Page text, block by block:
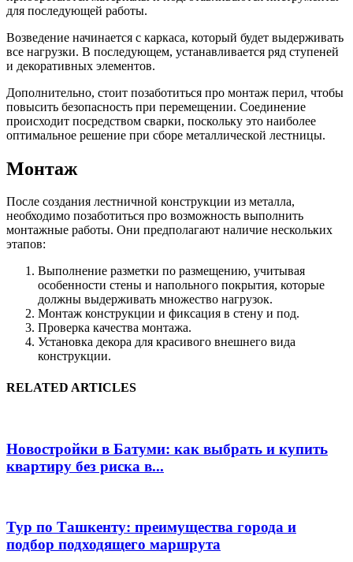
для последующей работы.
Возведение начинается с каркаса, который будет выдерживать
все нагрузки. В последующем, устанавливается ряд ступеней
и декоративных элементов.
Дополнительно, стоит позаботиться про монтаж перил, чтобы
повысить безопасность при перемещении. Соединение
происходит посредством сварки, поскольку это наиболее
оптимальное решение при сборе металлической лестницы.
Монтаж
После создания лестничной конструкции из металла,
необходимо позаботиться про возможность выполнить
монтажные работы. Они предполагают наличие нескольких
этапов:
Выполнение разметки по размещению, учитывая
особенности стены и напольного покрытия, которые
должны выдерживать множество нагрузок.
Монтаж конструкции и фиксация в стену и под.
Проверка качества монтажа.
Установка декора для красивого внешнего вида
конструкции.
RELATED ARTICLES
Новостройки в Батуми: как выбрать и купить
квартиру без риска в...
Тур по Ташкенту: преимущества города и
подбор подходящего маршрута